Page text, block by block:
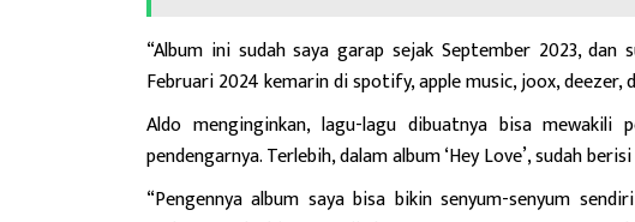
“Album ini sudah saya garap sejak September 2023,
Februari 2024 kemarin di spotify, apple music, joox, deezer,
Aldo menginginkan, lagu-lagu dibuatnya bisa mewakili
pendengarnya. Terlebih, dalam album ‘Hey Love’, sudah
“Pengennya album saya bisa bikin senyum-senyum